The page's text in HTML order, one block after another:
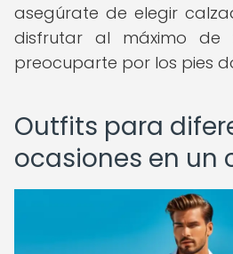
asegúrate de elegir
disfrutar al máximo de
preocuparte por los pies
Outfits para
ocasiones en un